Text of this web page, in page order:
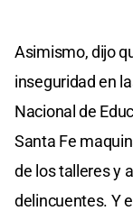
Asimismo, dijo
inseguridad en
Nacional de
Santa Fe
de los talleres y
delincuentes. Y